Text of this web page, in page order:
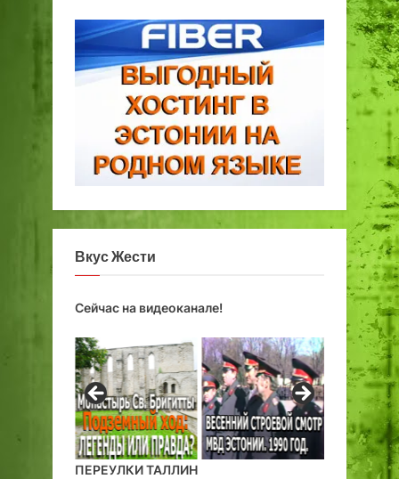
Вкус Жести
Сейчас на видеоканале!
ПЕРЕУЛКИ ТАЛЛИН